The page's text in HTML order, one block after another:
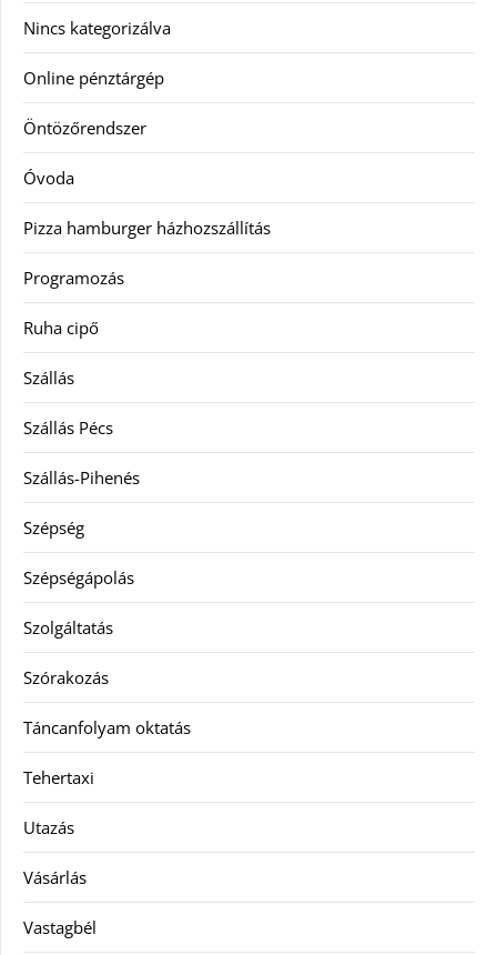
Nincs kategorizálva
Online pénztárgép
Öntözőrendszer
Óvoda
Pizza hamburger házhozszállítás
Programozás
Ruha cipő
Szállás
Szállás Pécs
Szállás-Pihenés
Szépség
Szépségápolás
Szolgáltatás
Szórakozás
Táncanfolyam oktatás
Tehertaxi
Utazás
Vásárlás
Vastagbél